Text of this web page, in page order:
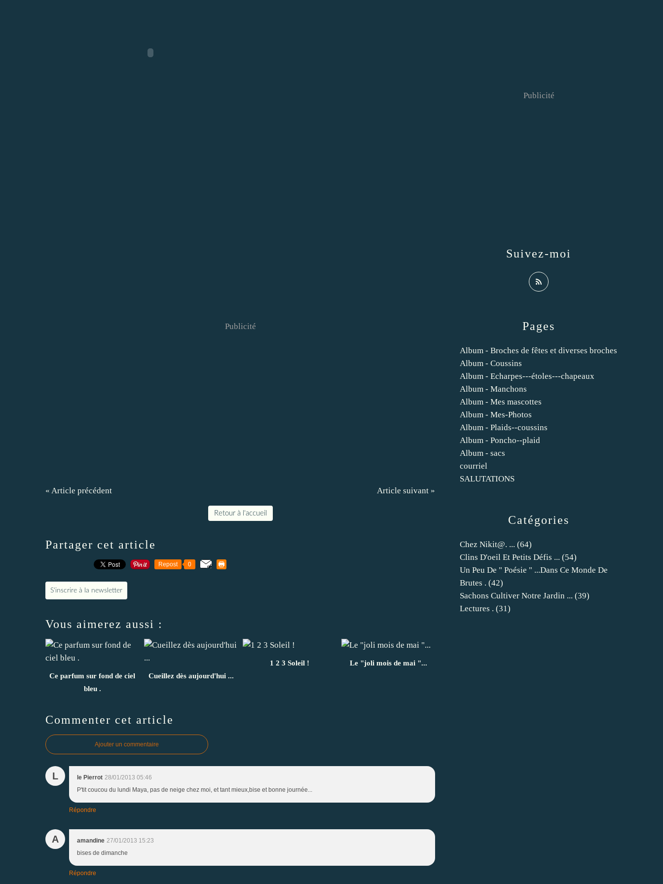
Publicité
« Article précédent Article suivant »
Retour à l'accueil
Partager cet article
Repost 0
S'inscrire à la newsletter
Vous aimerez aussi :
Ce parfum sur fond de ciel
bleu .
Cueillez dès aujourd'hui ...
1 2 3 Soleil ! Le "joli mois de mai "...
Commenter cet article
Ajouter un commentaire
L le Pierrot 28/01/2013 05:46
P'tit coucou du lundi Maya, pas de neige chez moi, et tant mieux,bise et bonne journée...
Répondre
A amandine 27/01/2013 15:23
bises de dimanche
Répondre
Catégories
Chez Nikit@. ... (64)
Clins D'oeil Et Petits Défis ... (54)
Un Peu De " Poésie " ...dans Ce Monde De
Brutes . (42)
Sachons Cultiver Notre Jardin ... (39)
Lectures . (31)
Pages
Album - Broches de fêtes et diverses broches
Album - Coussins
Album - Echarpes---étoles---chapeaux
Album - Manchons
Album - Mes mascottes
Album - Mes-Photos
Album - Plaids--coussins
Album - Poncho--plaid
Album - sacs
courriel
SALUTATIONS
Suivez-moi
Publicité